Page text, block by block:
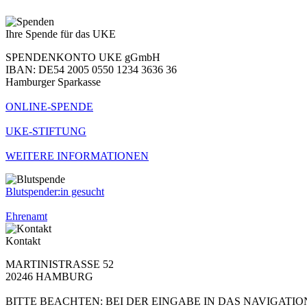
Ihre Spende für das UKE
SPENDENKONTO UKE gGmbH
IBAN: DE54 2005 0550 1234 3636 36
Hamburger Sparkasse
ONLINE-SPENDE
UKE-STIFTUNG
WEITERE INFORMATIONEN
Blutspender:in gesucht
Ehrenamt
Kontakt
MARTINISTRASSE 52
20246 HAMBURG
BITTE BEACHTEN: BEI DER EINGABE IN DAS